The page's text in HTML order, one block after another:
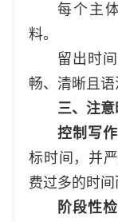
每个主
料。
留出时
畅、清晰且语
三、注
控制写
标时间，并
费过多的时间
阶段性